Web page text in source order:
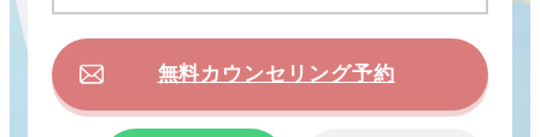
無料カウンセリング予約